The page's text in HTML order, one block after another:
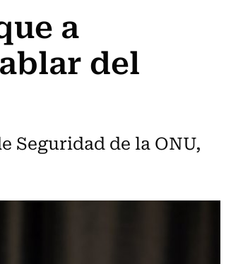
a
del
Seguridad de la ONU,